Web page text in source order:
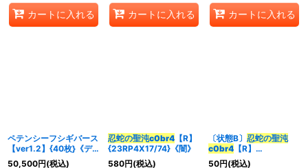
カートに入れる カートに入れる カートに入れる
ペテンシーフシギバース
【ver1.2】{40枚}《デ
ッキ販売》
50,500円(税込)
忍蛇の聖沌c0br4【R】
{23RP4X17/74}《闇》
580円(税込)
〔状態B〕 忍蛇の聖沌
c0br4【R】
{24BD634/60}《闇》
50円(税込)